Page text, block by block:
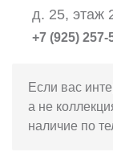
д. 25, этаж
+7 (925) 257-
Если вас
а не
наличие по